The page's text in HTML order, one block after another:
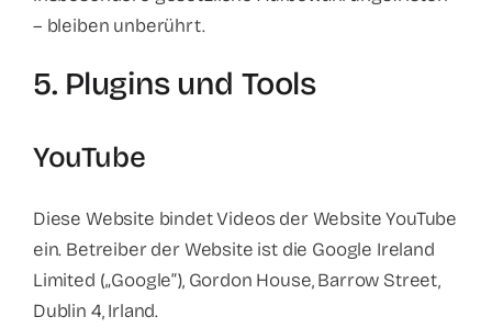
– bleiben unberührt.
5. Plugins und Tools
YouTube
Diese Website bindet Videos der Website YouTube
ein. Betreiber der Website ist die Google Ireland
Limited („Google“), Gordon House, Barrow Street,
Dublin 4, Irland.